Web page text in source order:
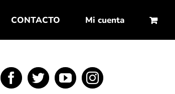
CONTACTO Mi cuenta